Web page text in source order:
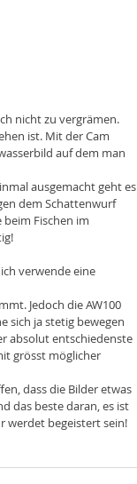
nicht zu vergrämen.
ist. Mit der Cam
auf dem man
ausgemacht geht es
dem Schattenwurf
Fischen im
verwende eine
Jedoch die AW100
sich ja stetig bewegen
absolut entschiedenste
grösst möglicher
dass die Bilder etwas
das beste daran, es ist
werdet begeistert sein!